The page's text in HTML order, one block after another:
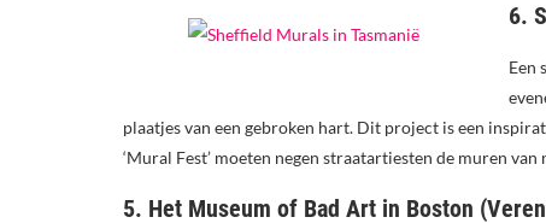
6.
Een
plaatjes van een gebroken hart. Dit project is een
‘Mural Fest’ moeten negen straatartiesten de muren
5. Het Museum of Bad Art in Boston